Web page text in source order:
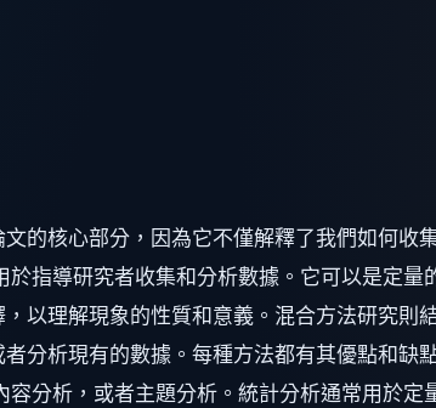
的核心部分，因為它不僅解釋了我們如何收
指導研究者收集和分析數據。它可以是定
以理解現象的性質和意義。混合方法研究則
分析現有的數據。每種方法都有其優點和
分析，或者主題分析。統計分析通常用於